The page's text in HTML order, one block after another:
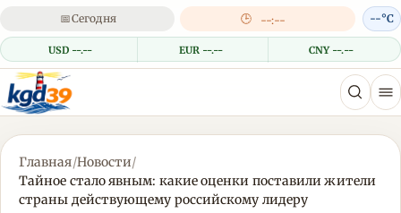
📅Сегодня 🕒 --:--
USD --.-- EUR --.-- CNY --.--
--°C
Главная/Новости/
Тайное стало явным: какие оценки поставили жители
страны действующему российскому лидеру